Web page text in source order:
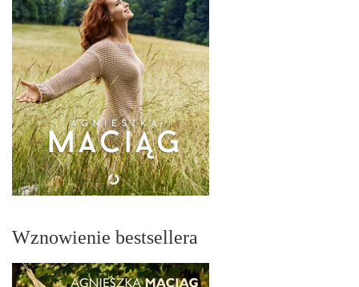
Wznowienie bestsellera